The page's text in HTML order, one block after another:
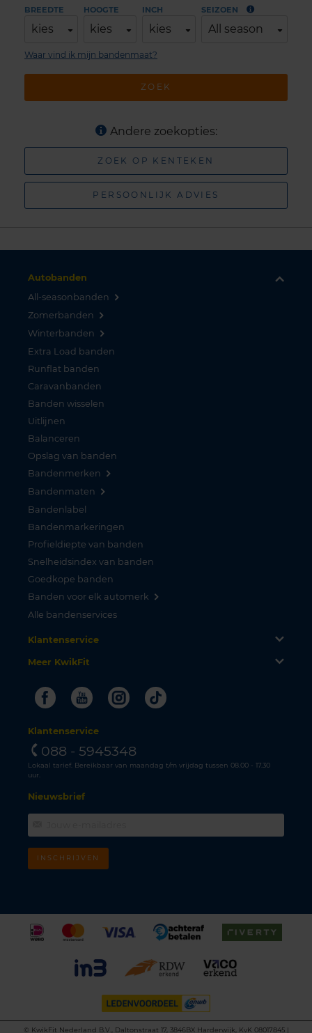
BREEDTE
kies
HOOGTE
kies
INCH
kies
SEIZOEN
All season
ZOEK
Waar vind ik mijn bandenmaat?
Andere zoekopties:
ZOEK OP KENTEKEN
PERSOONLIJK ADVIES
Autobanden
All-seasonbanden
Zomerbanden
Winterbanden
Extra Load banden
Runflat banden
Caravanbanden
Banden wisselen
Uitlijnen
Balanceren
Opslag van banden
Bandenmerken
Bandenmaten
Bandenlabel
Bandenmarkeringen
Profieldiepte van banden
Snelheidsindex van banden
Goedkope banden
Banden voor elk automerk
Alle bandenservices
Klantenservice
Meer KwikFit
FacebookYoutubeInstagram
Tiktok
Klantenservice
088 - 5945348
Lokaal tarief. Bereikbaar van maandag t/m vrijdag tussen 08.00 - 17.30
uur.
Nieuwsbrief
INSCHRIJVEN
© KwikFit Nederland B.V., Daltonstraat 17, 3846BX Harderwijk, KvK 08017845 |